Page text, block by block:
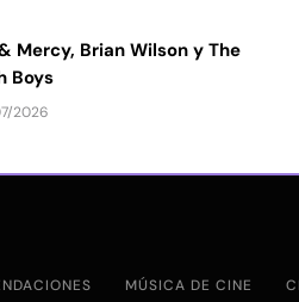
Mercy, Brian Wilson y The
Boys
2026
MÚSICA DE CINE